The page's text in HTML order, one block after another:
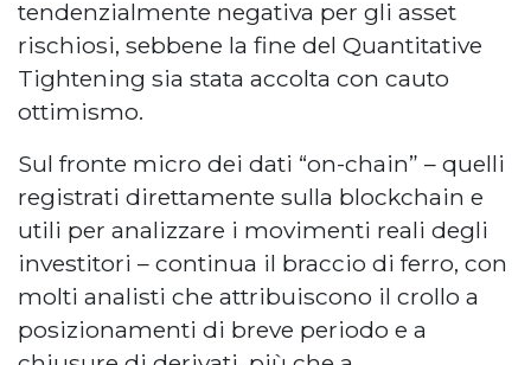
tendenzialmente negativa per gli asset
rischiosi, sebbene la fine del Quantitative
Tightening sia stata accolta con cauto
ottimismo.
Sul fronte micro dei dati “on-chain” – quelli
registrati direttamente sulla blockchain e
utili per analizzare i movimenti reali degli
investitori – continua il braccio di ferro, con
molti analisti che attribuiscono il crollo a
posizionamenti di breve periodo e a